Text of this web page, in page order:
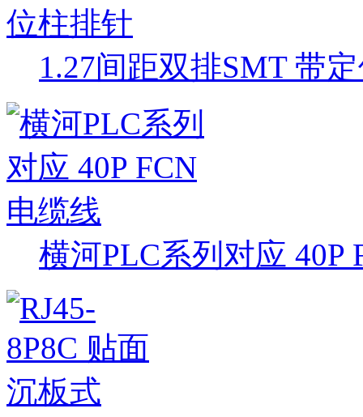
1.27间距双排SMT 带
横河PLC系列对应 40P